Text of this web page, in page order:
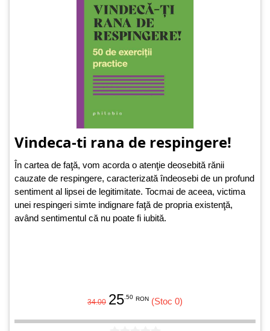
Vindeca-ti rana de respingere!
În cartea de faţă, vom acorda o atenţie deosebită rănii
cauzate de respingere, caracterizată îndeosebi de un profund
sentiment al lipsei de legitimitate. Tocmai de aceea, victima
unei respingeri simte indignare faţă de propria existenţă,
având sentimentul că nu poate fi iubită.
34.00 25 .50 RON (Stoc 0)